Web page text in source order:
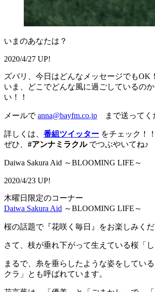
いまのあなたは？
2020/4/27 UP!
ズバリ、今日はどんなメッセージでもOK！
いま、どこでどんな風に過ごしているの
い！！
メールでanna@bayfm.co.jp まで送ってく
詳しくは、 番組ツイッター をチェック！！
ぜひ、 #アンナミラクルでつぶやいてね♪
Daiwa Sakura Aid ～BLOOMING LIFE～
2020/4/23 UP!
木曜日限定のコーナー
Daiwa Sakura Aid ～BLOOMING LIFE～
桜の話題で『花咲く毎日』をお楽しみく
さて、枝が垂れ下がって生えている桜「し
まるで、糸を垂らしたような姿をしてい
クラ」とも呼ばれています。